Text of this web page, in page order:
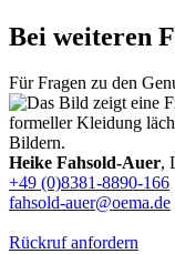
Bei weiteren
Für Fragen zu den
Heike Fahsold-Auer,
+49 (0)8381-8890-166
fahsold-auer@oema.de
Rückruf anfordern